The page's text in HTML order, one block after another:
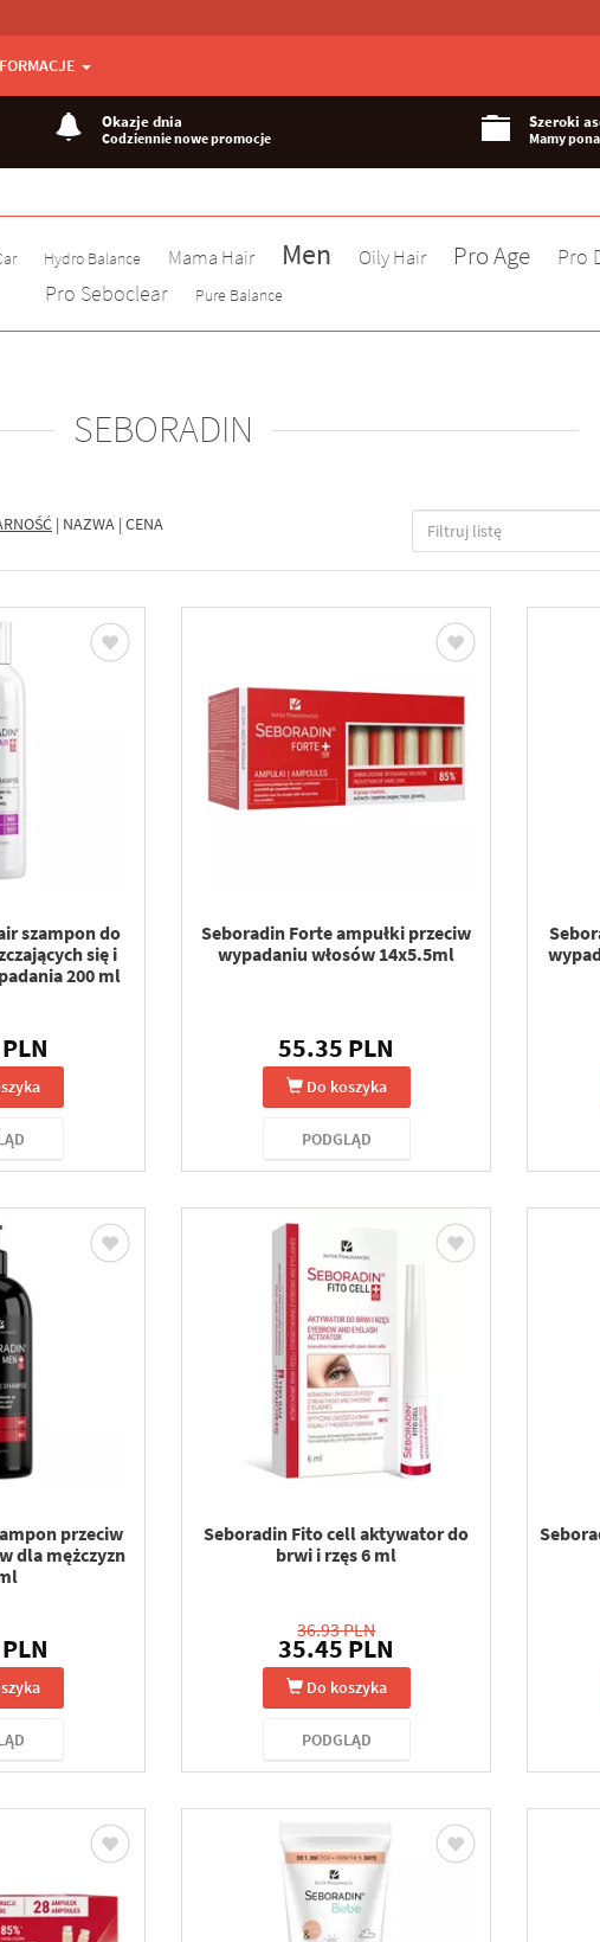
Okazje dnia
Codziennie nowe promocje
Szeroki
Mamy
Hydro Balance Mama Hair Men Oily Hair Pro Age Pro
Pro Seboclear Pure Balance
SEBORADIN
| NAZWA | CENA
szampon do
się i
200 ml
Seboradin Forte ampułki przeciw
wypadaniu włosów 14x5.5ml
55.35 PLN
Do koszyka
PODGLĄD
przeciw
dla mężczyzn
Seboradin Fito cell aktywator do
brwi i rzęs 6 ml
36.93 PLN
35.45 PLN
Do koszyka
PODGLĄD